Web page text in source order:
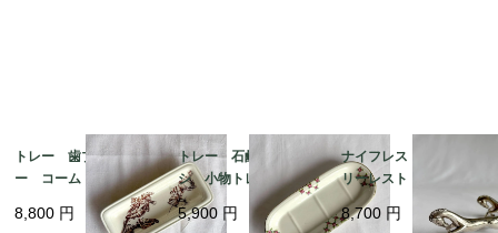
トレー 歯ブラシトレ
ー コームトレー 細
長陶器皿 植物画 ボ
タニカル 19otm25
8,800 円
トレー 石鹸 歯ブラ
シ 小物トレー オン
ナング窯 19twm8-2
5,900 円
ナイフレスト カトラ
リーレスト 箸置きに
も アニマル 馬 2個
セット 12twew10
8,700 円